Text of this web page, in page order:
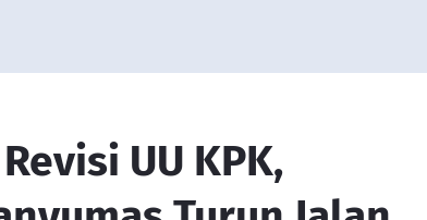
UU KPK,